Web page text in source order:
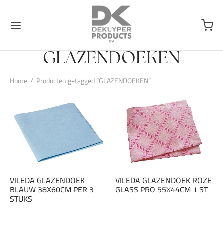
GLAZENDOEKEN
Home / Producten getagged “GLAZENDOEKEN”
VILEDA GLAZENDOEK
BLAUW 38X60CM PER 3
STUKS
VILEDA GLAZENDOEK ROZE
GLASS PRO 55X44CM 1 ST